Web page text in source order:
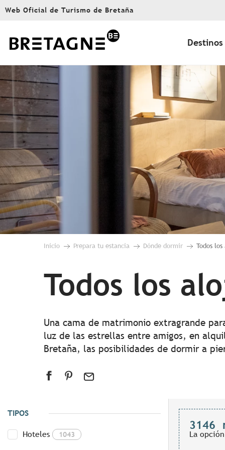
Aller
principal
Web Oficial de Turismo de Bretaña
Destinos
Inicio Prepara tu estancia Dónde dormir Todos
Todos los
Una cama de matrimonio extragrande
luz de las estrellas entre amigos, en
Bretaña, las posibilidades de dormir a
TIPOS
Hoteles 1043
3146
La